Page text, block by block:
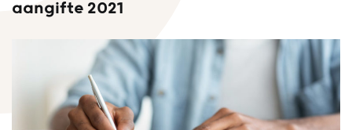
aangifte 2021